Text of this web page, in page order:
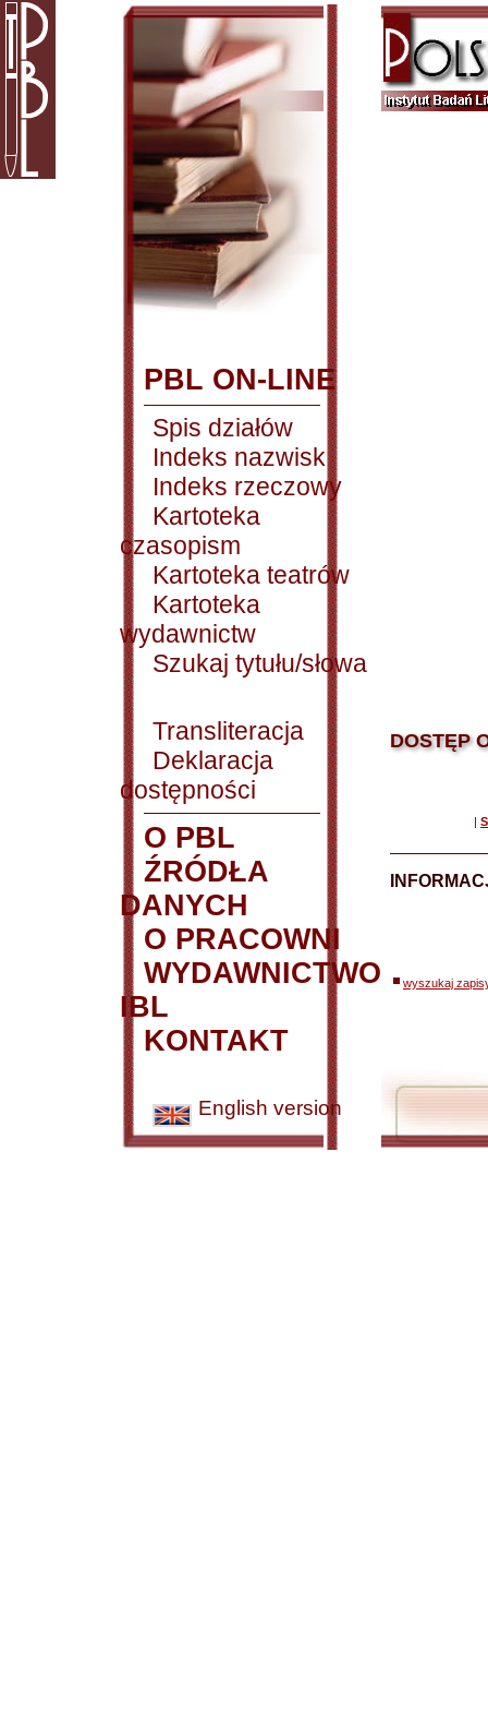
PBL ON-LINE
Spis działów
Indeks nazwisk
Indeks rzeczowy
Kartoteka
czasopism
Kartoteka teatrów
Kartoteka
wydawnictw
Szukaj tytułu/słowa
Transliteracja
Deklaracja
dostępności
O PBL
ŹRÓDŁA
DANYCH
O PRACOWNI
WYDAWNICTWO
IBL
KONTAKT
English version
DOSTĘP
|
wyszukaj